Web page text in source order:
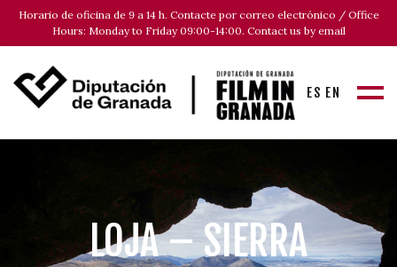
Horario de oficina de 9 a 14 h. Contacte por correo electrónico / Office
Hours: Monday to Friday 09:00-14:00. Contact us by email
ES EN
LOJA – SIERRA